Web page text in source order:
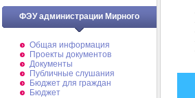
ФЭУ администрации Мирного
Общая информация
Проекты документов
Документы
Публичные слушания
Бюджет для граждан
Бюджет